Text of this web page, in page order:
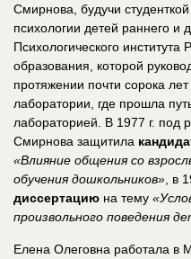
Смирнова, будучи
психологии детей раннего и
Психологического института
образования, которой
протяжении почти сорока
лаборатории, где прошла
лабораторией. В 1977 г. под
Смирнова защитила
«Влияние общения со
обучения дошкольников» , в
диссертацию на тему
произвольного поведения
Елена Олеговна работала в